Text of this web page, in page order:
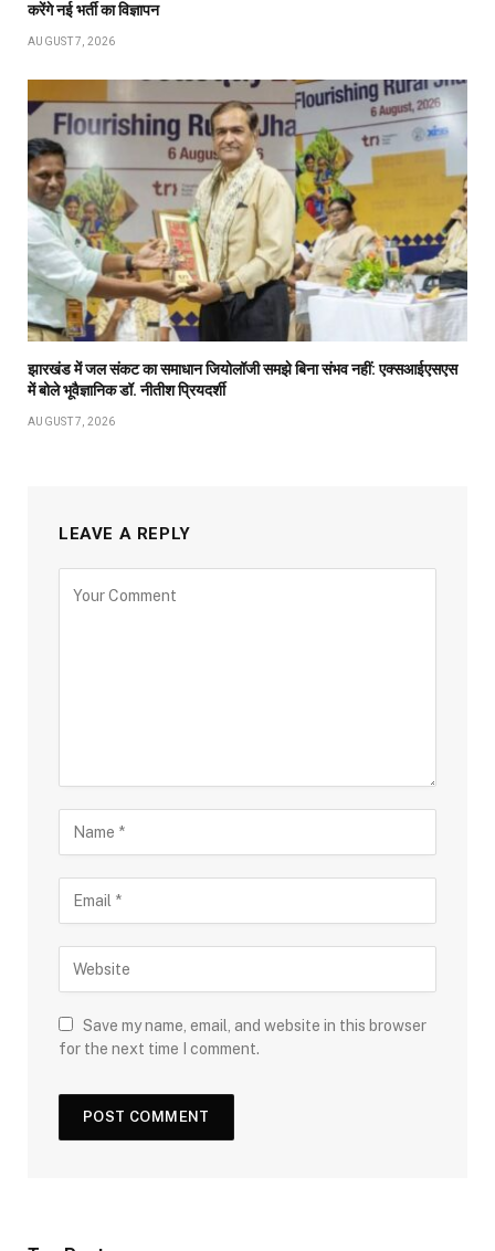
करेंगे नई भर्ती का विज्ञापन
AUGUST 7, 2026
झारखंड में जल संकट का समाधान जियोलॉजी समझे बिना संभव नहीं: एक्सआईएसएस
में बोले भूवैज्ञानिक डॉ. नीतीश प्रियदर्शी
AUGUST 7, 2026
LEAVE A REPLY
Save my name, email, and website in this browser
for the next time I comment.